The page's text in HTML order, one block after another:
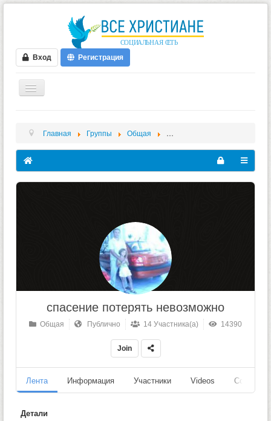
Вход Регистрация
ФОРУМ
ВИДЕО
БЛОГИ
Главная Группы Общая спасение потерять
спасение потерять невозможно
Общая Публично 14 Участника(а) 14390
Join
Лента Информация Участники Videos События
Детали